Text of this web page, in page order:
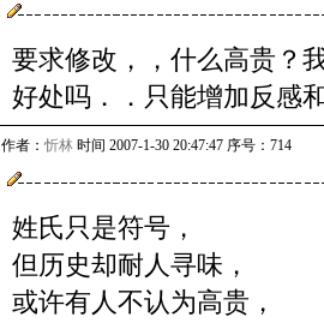
要求修改，，什么高贵？
好处吗．．只能增加反感
作者：忻林 时间 2007-1-30 20:47:47 序号：714
姓氏只是符号，
但历史却耐人寻味，
或许有人不认为高贵，